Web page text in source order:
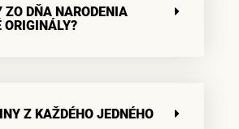
ZO DŇA NARODENIA
ORIGINÁLY?
Z KAŽDÉHO JEDNÉHO